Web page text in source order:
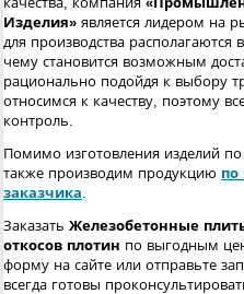
Изделия» является лидером на
для производства
чему становится возможным
рационально подойдя к выбору
относимся к качеству, поэтому
контроль.
Помимо изготовления изделий
также производим продукцию по
заказчика
Заказать Железобетонные
откосов плотин по выгодным
форму на сайте или отправьте
всегда готовы